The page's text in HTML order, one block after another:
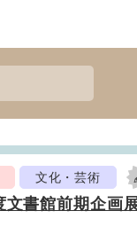
文化・芸術
文書館前期企